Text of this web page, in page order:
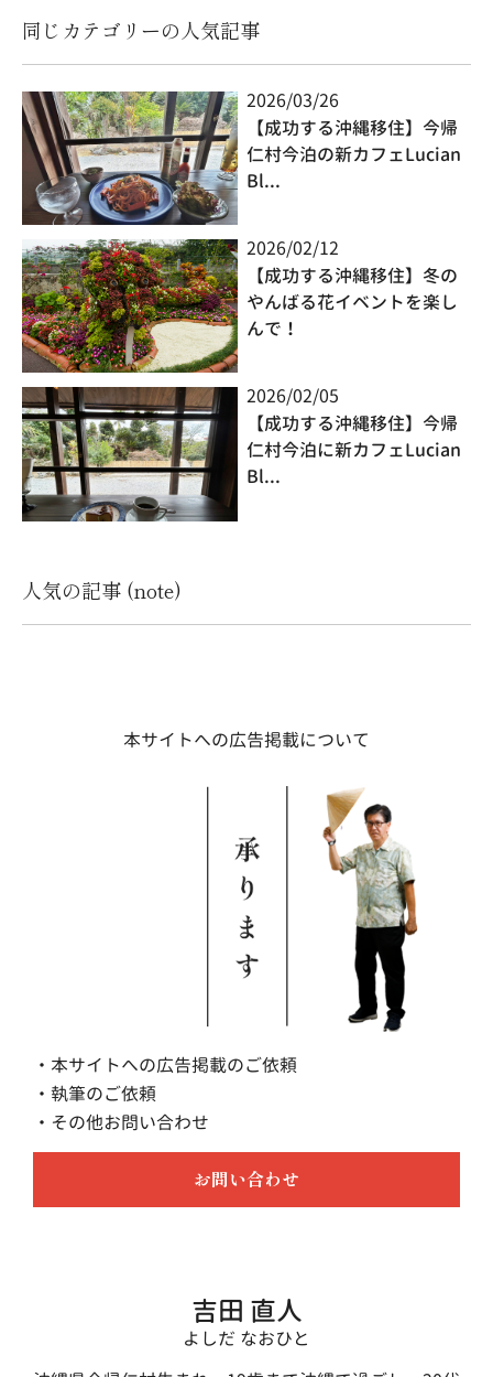
同じカテゴリーの人気記事
2026/03/26
【成功する沖縄移住】今帰
仁村今泊の新カフェLucian
Bl...
2026/02/12
【成功する沖縄移住】冬の
やんばる花イベントを楽し
んで！
2026/02/05
【成功する沖縄移住】今帰
仁村今泊に新カフェLucian
Bl...
人気の記事 (note)
本サイトへの広告掲載について
・本サイトへの広告掲載のご依頼
・執筆のご依頼
・その他お問い合わせ
お問い合わせ
吉田 直人
よしだ なおひと